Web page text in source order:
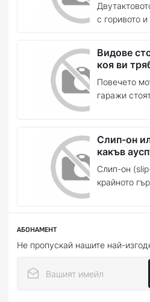
с горивото
Видове
коя ви
Повечето
гаражи
Слип-он
какъв
Слип-он
крайното
АБОНАМЕНТ
Не пропускай нашите най-